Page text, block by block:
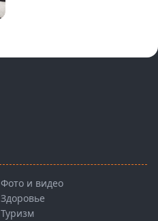
Фото и видео
Здоровье
Туризм